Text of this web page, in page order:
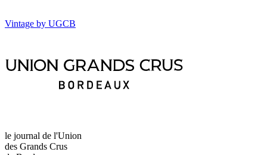
Vintage by UGCB
le journal de l'Union
des Grands Crus